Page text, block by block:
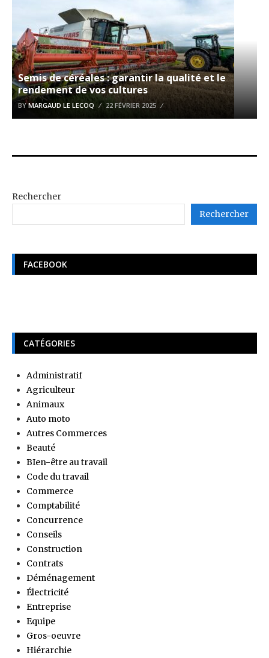
Semis de céréales : garantir la qualité et le
rendement de vos cultures
BYMARGAUD LE LECOQ 22 FÉVRIER 2025
Rechercher
Rechercher
FACEBOOK
CATÉGORIES
Administratif
Agriculteur
Animaux
Auto moto
Autres Commerces
Beauté
BIen-être au travail
Code du travail
Commerce
Comptabilité
Concurrence
Conseils
Construction
Contrats
Déménagement
Électricité
Entreprise
Equipe
Gros-oeuvre
Hiérarchie